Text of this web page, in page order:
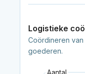
Logistieke
Coördineren
goederen.